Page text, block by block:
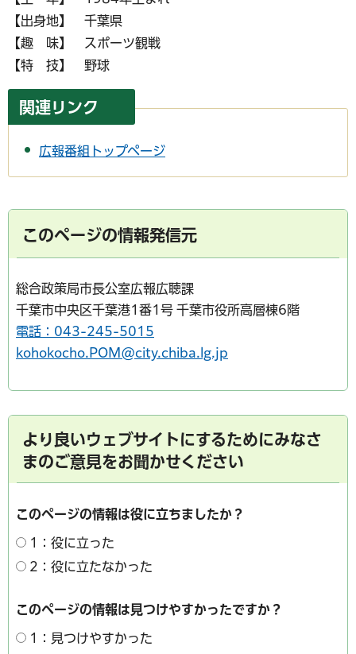
【出身地】 千葉県
【趣 味】 スポーツ観戦
【特 技】 野球
関連リンク
広報番組トップページ
このページの情報発信元
総合政策局市長公室広報広聴課
千葉市中央区千葉港1番1号 千葉市役所高層棟6階
電話：043-245-5015
kohokocho.POM@city.chiba.lg.jp
より良いウェブサイトにするためにみなさ
まのご意見をお聞かせください
このページの情報は役に立ちましたか？
1：役に立った
2：役に立たなかった
このページの情報は見つけやすかったですか？
1：見つけやすかった